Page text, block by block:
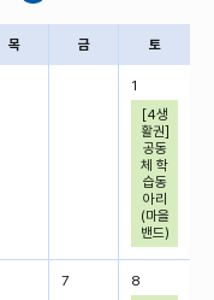
목 금 토
1
[4생
활권]
공동
체 학
습동
아리
(마을
밴드)
7
8